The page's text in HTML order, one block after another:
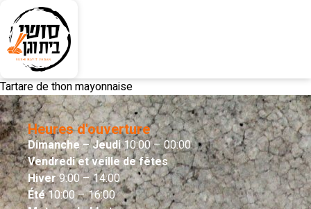
Tartare de thon mayonnaise
Heures d'ouverture
Dimanche – Jeudi10:00 – 00:00
Vendredi et veille de fêtes
Hiver9:00 – 14:00
Été10:00 – 16:00